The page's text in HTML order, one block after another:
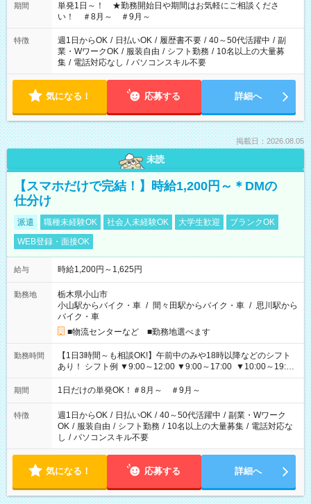
期間
単発1日～！ ★勤務開始日や期間はお気軽にご相談くださ
い！ ＃8月～ ＃9月～
特徴 週1日からOK / 日払いOK / 履歴書不要 / 40～50代活躍中 / 副
業・WワークOK / 服装自由 / シフト勤務 / 10名以上の大量募
集 / 電話対応なし / パソコンスキル不要
気になる！ 応募する 詳細へ
掲載日：2026.08.05
未読
【スマホだけで完結！】時給1,200円～＊DMの
仕分け
派遣 職種未経験OK 社会人未経験OK 大学生歓迎
ブランクOK
WEB登録・面接OK
給与 時給1,200円～1,625円
勤務地
栃木県小山市
小山駅からバイク・車 / 間々田駅からバイク・車 / 思川駅から
バイク・車
■物流センターなど ■勤務地選べます
勤務時間
【1日3時間～も相談OK!】午前中のみや18時以降などのシフト
あり！ シフト例 ▼9:00～12:00 ▼9:00～17:00 ▼10:00～19:00
▼18:00～21:00
期間 1日だけの単発OK！＃8月～ ＃9月～
特徴 週1日からOK / 日払いOK / 40～50代活躍中 / 副業・Wワーク
OK / 服装自由 / シフト勤務 / 10名以上の大量募集 / 電話対応な
し / パソコンスキル不要
気になる！ 応募する 詳細へ